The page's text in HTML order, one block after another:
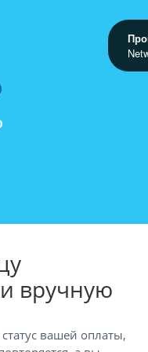
вручную
вашей оплаты,